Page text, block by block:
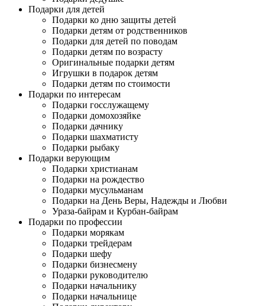
Подарки для детей
Подарки ко дню защиты детей
Подарки детям от родственников
Подарки для детей по поводам
Подарки детям по возрасту
Оригинальные подарки детям
Игрушки в подарок детям
Подарки детям по стоимости
Подарки по интересам
Подарки госслужащему
Подарки домохозяйке
Подарки дачнику
Подарки шахматисту
Подарки рыбаку
Подарки верующим
Подарки христианам
Подарки на рождество
Подарки мусульманам
Подарки на День Веры, Надежды и Любви
Ураза-байрам и Курбан-байрам
Подарки по профессии
Подарки морякам
Подарки трейдерам
Подарки шефу
Подарки бизнесмену
Подарки руководителю
Подарки начальнику
Подарки начальнице